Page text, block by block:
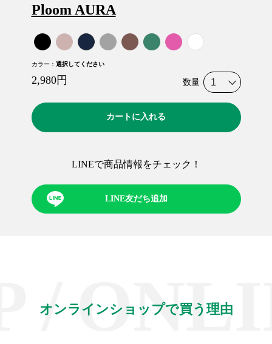
Ploom AURA
カラー ： 選択してください
2,980円 数量
カートに入れる
LINEで商品情報をチェック！​
LINE友だち追加
オンラインショップで買う理由